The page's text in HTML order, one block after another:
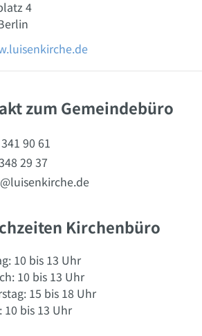
4
zum Gemeindebüro
90 61
29 37
Kirchenbüro
10 bis 13 Uhr
10 bis 13 Uhr
15 bis 18 Uhr
10 bis 13 Uhr